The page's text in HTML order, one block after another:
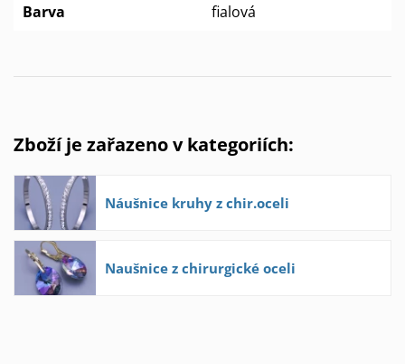
Barva fialová
Zboží je zařazeno v kategoriích:
Náušnice kruhy z chir.oceli
Naušnice z chirurgické oceli